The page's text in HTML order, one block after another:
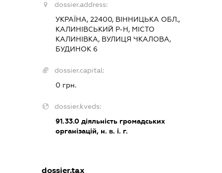
dossier.address:
УКРАЇНА, 22400, ВІННИЦЬКА ОБЛ.,
КАЛИНІВСЬКИЙ Р-Н, МІСТО
КАЛИНІВКА, ВУЛИЦЯ ЧКАЛОВА,
БУДИНОК 6
dossier.capital:
0 грн.
dossier.kveds:
91.33.0 діяльність громадських
організацій, н. в. і. г.
dossier.tax